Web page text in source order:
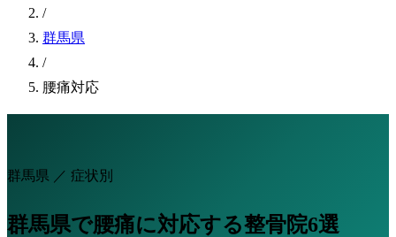
/
群馬県
/
腰痛対応
群馬県 ／ 症状別
群馬県で腰痛に対応する整骨院6選